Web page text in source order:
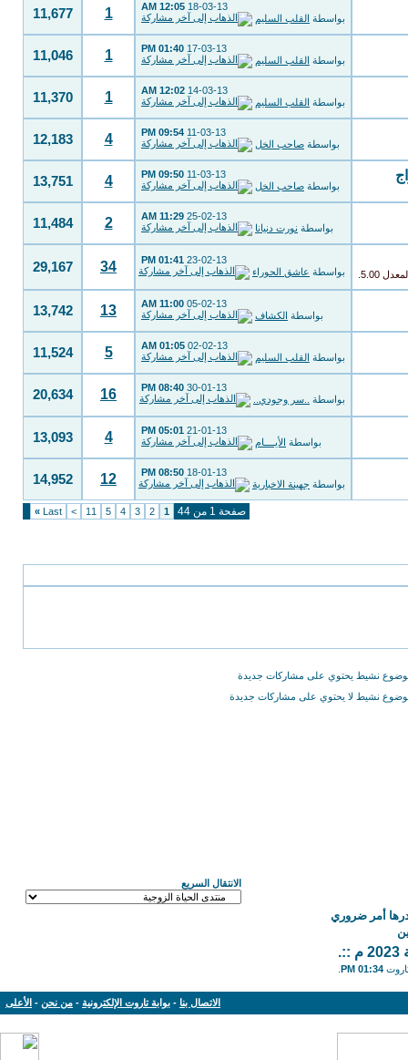
18-03-13
12:05 AM
بواسطة القلب السليم 1
11,677
17-03-13
01:40 PM
بواسطة القلب السليم 1
11,046
14-03-13
12:02 AM
بواسطة القلب السليم 1
11,370
11-03-13
09:54 PM
بواسطة صاحب الخل 4
12,183
11-03-13
09:50 PM
بواسطة صاحب الخل 4
13,751
25-02-13
11:29 AM
بواسطة نورت دنيانا 2
11,484
23-02-13
01:41 PM
بواسطة عاشق الحوراء 34
29,167
05-02-13
11:00 AM
بواسطة الكشاف 13
13,742
02-02-13
01:05 AM
بواسطة القلب السليم 5
11,524
30-01-13
08:40 PM
بواسطة
..سر وجودي.. 16
20,634
21-01-13
05:01 PM
بواسطة الأيــــام 4
13,093
18-01-13
08:50 PM
بواسطة جهينة الاخبارية 12
14,952
صفحة 1 من 44 1
2
3
4
5
11
>
Last
»
نشيط يحتوي على مشاركات جديدة
نشيط لا يحتوي على مشاركات جديدة
الانتقال السريع
أمر ضروري
01:34 PM
الاتصال بنا - بوابة تاروت الإلكترونية - من نحن - الأعلى